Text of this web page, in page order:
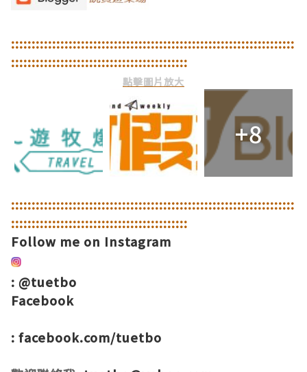
:::::::::::::::::::::::::::::::::::::::::::::::::::::::::::::::::::::
:::::::::::::::::::::::::::::::::::::::::::
點擊圖片放大
+8
:::::::::::::::::::::::::::::::::::::::::::::::::::::::::::::::::::::
:::::::::::::::::::::::::::::::::::::::::::
Follow me on Instagram
: @tuetbo
Facebook
: facebook.com/tuetbo